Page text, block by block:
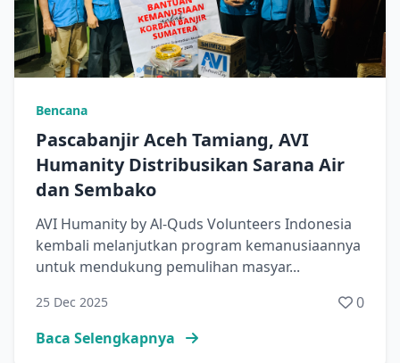
Bencana
Pascabanjir Aceh Tamiang, AVI
Humanity Distribusikan Sarana Air
dan Sembako
AVI Humanity by Al-Quds Volunteers Indonesia
kembali melanjutkan program kemanusiaannya
untuk mendukung pemulihan masyar...
25 Dec 2025
0
Baca Selengkapnya